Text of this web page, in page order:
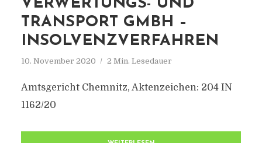
VERWERTUNGS- UND
TRANSPORT GMBH –
INSOLVENZVERFAHREN
10. November 2020 2 Min. Lesedauer
Amtsgericht Chemnitz, Aktenzeichen: 204 IN
1162/20